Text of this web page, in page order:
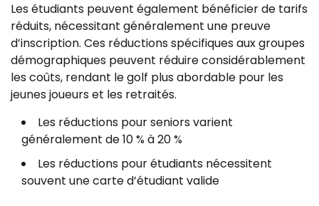
Les étudiants peuvent également bénéficier de tarifs
réduits, nécessitant généralement une preuve
d’inscription. Ces réductions spécifiques aux groupes
démographiques peuvent réduire considérablement
les coûts, rendant le golf plus abordable pour les
jeunes joueurs et les retraités.
Les réductions pour seniors varient
généralement de 10 % à 20 %
Les réductions pour étudiants nécessitent
souvent une carte d’étudiant valide